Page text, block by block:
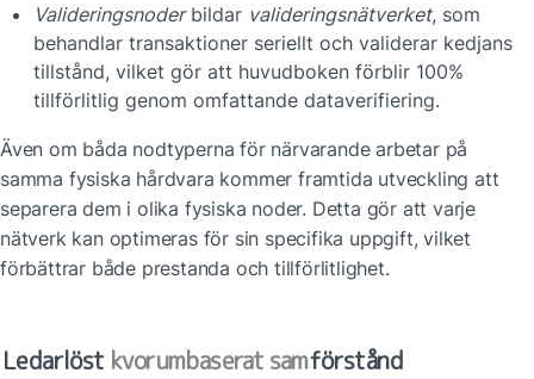
Valideringsnoder bildar valideringsnätverket, som
behandlar transaktioner seriellt och validerar kedjans
tillstånd, vilket gör att huvudboken förblir 100%
tillförlitlig genom omfattande dataverifiering.
Även om båda nodtyperna för närvarande arbetar på
samma fysiska hårdvara kommer framtida utveckling att
separera dem i olika fysiska noder. Detta gör att varje
nätverk kan optimeras för sin specifika uppgift, vilket
förbättrar både prestanda och tillförlitlighet.
Ledarlöst kvorumbaserat samförstånd